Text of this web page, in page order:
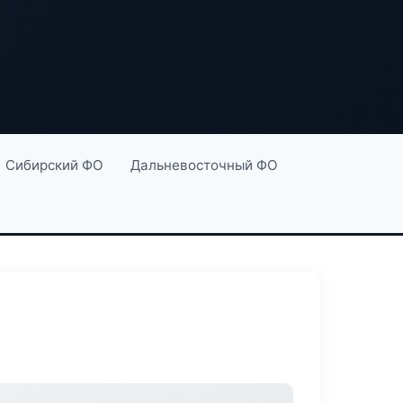
Сибирский ФО Дальневосточный ФО